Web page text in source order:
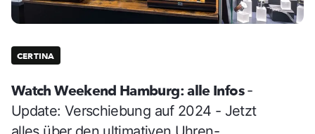
CERTINA
Watch Weekend Hamburg: alle Infos-
Update: Verschiebung auf 2024 - Jetzt